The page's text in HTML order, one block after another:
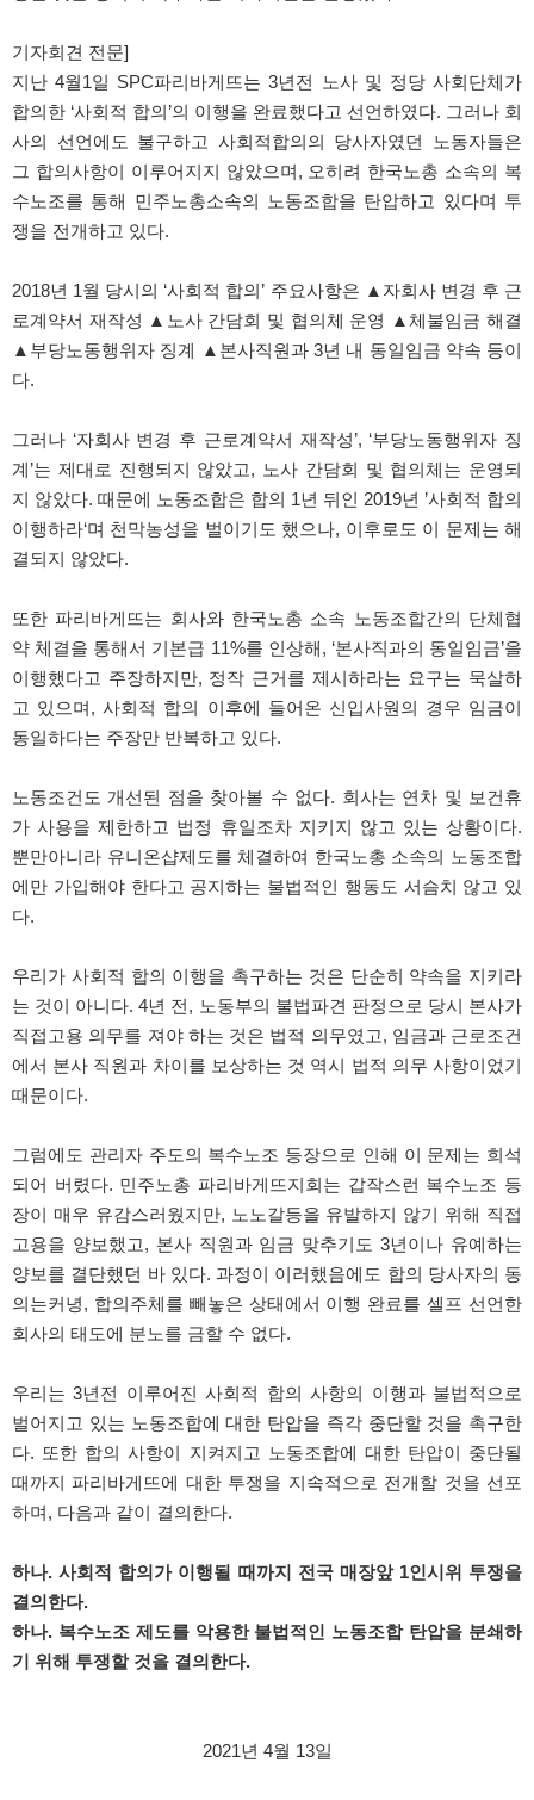
기자회견 전문]
지난 4월1일 SPC파리바게뜨는 3년전 노사 및 정당 사회단체가
합의한 ‘사회적 합의’의 이행을 완료했다고 선언하였다. 그러나 회
사의 선언에도 불구하고 사회적합의의 당사자였던 노동자들은
그 합의사항이 이루어지지 않았으며, 오히려 한국노총 소속의 복
수노조를 통해 민주노총소속의 노동조합을 탄압하고 있다며 투
쟁을 전개하고 있다.
2018년 1월 당시의 ‘사회적 합의’ 주요사항은 ▲자회사 변경 후 근
로계약서 재작성 ▲노사 간담회 및 협의체 운영 ▲체불임금 해결
▲부당노동행위자 징계 ▲본사직원과 3년 내 동일임금 약속 등이
다.
그러나 ‘자회사 변경 후 근로계약서 재작성’, ‘부당노동행위자 징
계’는 제대로 진행되지 않았고, 노사 간담회 및 협의체는 운영되
지 않았다. 때문에 노동조합은 합의 1년 뒤인 2019년 ’사회적 합의
이행하라‘며 천막농성을 벌이기도 했으나, 이후로도 이 문제는 해
결되지 않았다.
또한 파리바게뜨는 회사와 한국노총 소속 노동조합간의 단체협
약 체결을 통해서 기본급 11%를 인상해, ‘본사직과의 동일임금’을
이행했다고 주장하지만, 정작 근거를 제시하라는 요구는 묵살하
고 있으며, 사회적 합의 이후에 들어온 신입사원의 경우 임금이
동일하다는 주장만 반복하고 있다.
노동조건도 개선된 점을 찾아볼 수 없다. 회사는 연차 및 보건휴
가 사용을 제한하고 법정 휴일조차 지키지 않고 있는 상황이다.
뿐만아니라 유니온샵제도를 체결하여 한국노총 소속의 노동조합
에만 가입해야 한다고 공지하는 불법적인 행동도 서슴치 않고 있
다.
우리가 사회적 합의 이행을 촉구하는 것은 단순히 약속을 지키라
는 것이 아니다. 4년 전, 노동부의 불법파견 판정으로 당시 본사가
직접고용 의무를 져야 하는 것은 법적 의무였고, 임금과 근로조건
에서 본사 직원과 차이를 보상하는 것 역시 법적 의무 사항이었기
때문이다.
그럼에도 관리자 주도의 복수노조 등장으로 인해 이 문제는 희석
되어 버렸다. 민주노총 파리바게뜨지회는 갑작스런 복수노조 등
장이 매우 유감스러웠지만, 노노갈등을 유발하지 않기 위해 직접
고용을 양보했고, 본사 직원과 임금 맞추기도 3년이나 유예하는
양보를 결단했던 바 있다. 과정이 이러했음에도 합의 당사자의 동
의는커녕, 합의주체를 빼놓은 상태에서 이행 완료를 셀프 선언한
회사의 태도에 분노를 금할 수 없다.
우리는 3년전 이루어진 사회적 합의 사항의 이행과 불법적으로
벌어지고 있는 노동조합에 대한 탄압을 즉각 중단할 것을 촉구한
다. 또한 합의 사항이 지켜지고 노동조합에 대한 탄압이 중단될
때까지 파리바게뜨에 대한 투쟁을 지속적으로 전개할 것을 선포
하며, 다음과 같이 결의한다.
하나. 사회적 합의가 이행될 때까지 전국 매장앞 1인시위 투쟁을
결의한다.
하나. 복수노조 제도를 악용한 불법적인 노동조합 탄압을 분쇄하
기 위해 투쟁할 것을 결의한다.
2021년 4월 13일